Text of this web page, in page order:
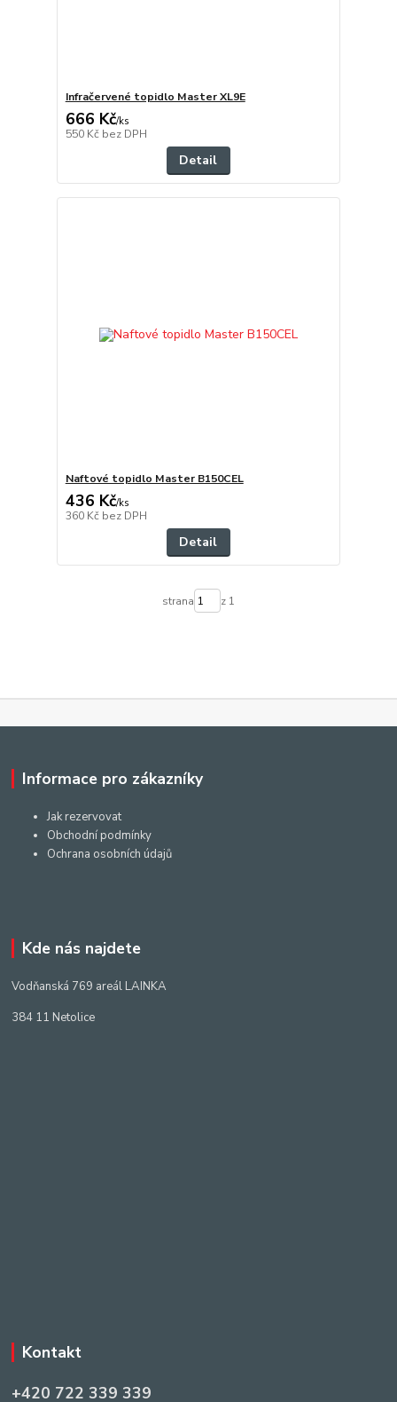
Infračervené topidlo Master XL9E
666 Kč/ks
550 Kč bez DPH
Detail
Naftové topidlo Master B150CEL
436 Kč/ks
360 Kč bez DPH
Detail
strana z 1
Informace pro zákazníky
Jak rezervovat
Obchodní podmínky
Ochrana osobních údajů
Kde nás najdete
Vodňanská 769 areál LAINKA
384 11 Netolice
Kontakt
+420 722 339 339